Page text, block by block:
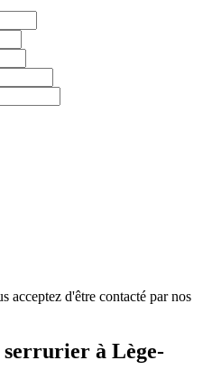
acceptez d'être contacté par nos
serrurier à Lège-